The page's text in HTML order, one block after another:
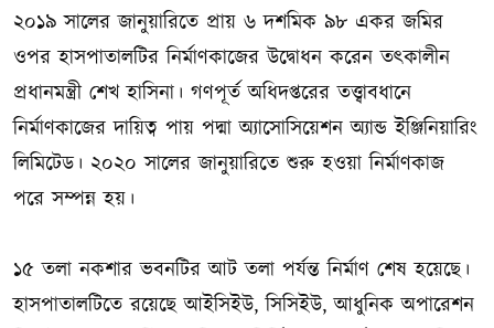
২০১৯ সালের জানুয়ারিতে প্রায় ৬ দশমিক ৯৮ একর জমির
ওপর হাসপাতালটির নির্মাণকাজের উদ্বোধন করেন তৎকালীন
প্রধানমন্ত্রী শেখ হাসিনা। গণপূর্ত অধিদপ্তরের তত্ত্বাবধানে
নির্মাণকাজের দায়িত্ব পায় পদ্মা অ্যাসোসিয়েশন অ্যান্ড ইঞ্জিনিয়ারিং
লিমিটেড। ২০২০ সালের জানুয়ারিতে শুরু হওয়া নির্মাণকাজ
পরে সম্পন্ন হয়।
১৫ তলা নকশার ভবনটির আট তলা পর্যন্ত নির্মাণ শেষ হয়েছে।
হাসপাতালটিতে রয়েছে আইসিইউ, সিসিইউ, আধুনিক অপারেশন